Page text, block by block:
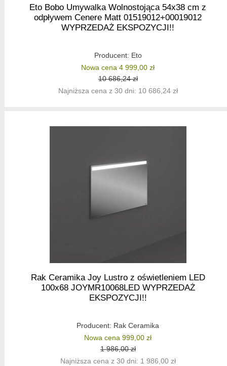
Eto Bobo Umywalka Wolnostojąca 54x38 cm z
odpływem Cenere Matt 01519012+00019012
WYPRZEDAŻ EKSPOZYCJI!!
Producent: Eto
Nowa cena 4 999,00 zł
10 686,24 zł
Najniższa cena z 30 dni: 10 686,24 zł
Rak Ceramika Joy Lustro z oświetleniem LED
100x68 JOYMR10068LED WYPRZEDAŻ
EKSPOZYCJI!!
Producent: Rak Ceramika
Nowa cena 999,00 zł
1 986,00 zł
Najniższa cena z 30 dni: 1 986,00 zł